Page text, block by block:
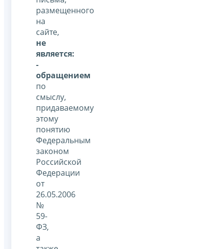
размещенного
на
сайте,
не
является:
-
обращением
по
смыслу,
придаваемому
этому
понятию
Федеральным
законом
Российской
Федерации
от
26.05.2006
№
59-
ФЗ,
а